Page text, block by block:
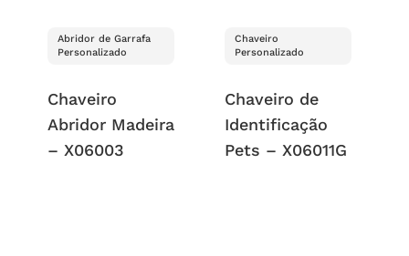
Abridor de Garrafa
Personalizado
Chaveiro
Abridor Madeira
– X06003
Chaveiro
Personalizado
Chaveiro de
Identificação
Pets – X06011G